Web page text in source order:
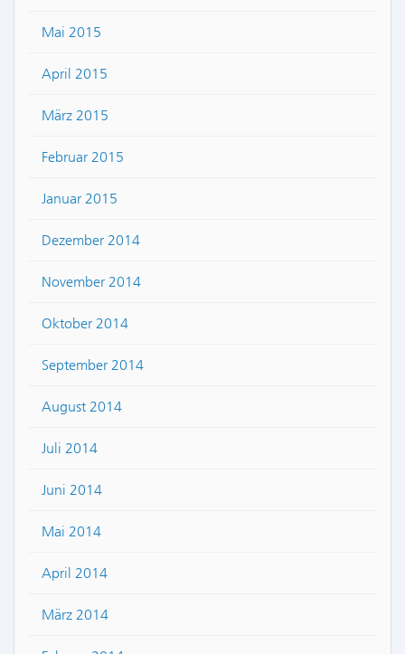
Mai 2015
April 2015
März 2015
Februar 2015
Januar 2015
Dezember 2014
November 2014
Oktober 2014
September 2014
August 2014
Juli 2014
Juni 2014
Mai 2014
April 2014
März 2014